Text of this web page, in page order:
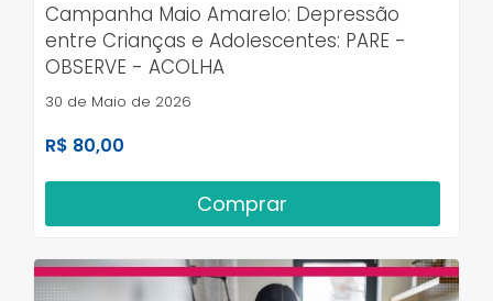
Campanha Maio Amarelo: Depressão
entre Crianças e Adolescentes: PARE -
OBSERVE - ACOLHA
30 de Maio de 2026
R$ 80,00
Comprar